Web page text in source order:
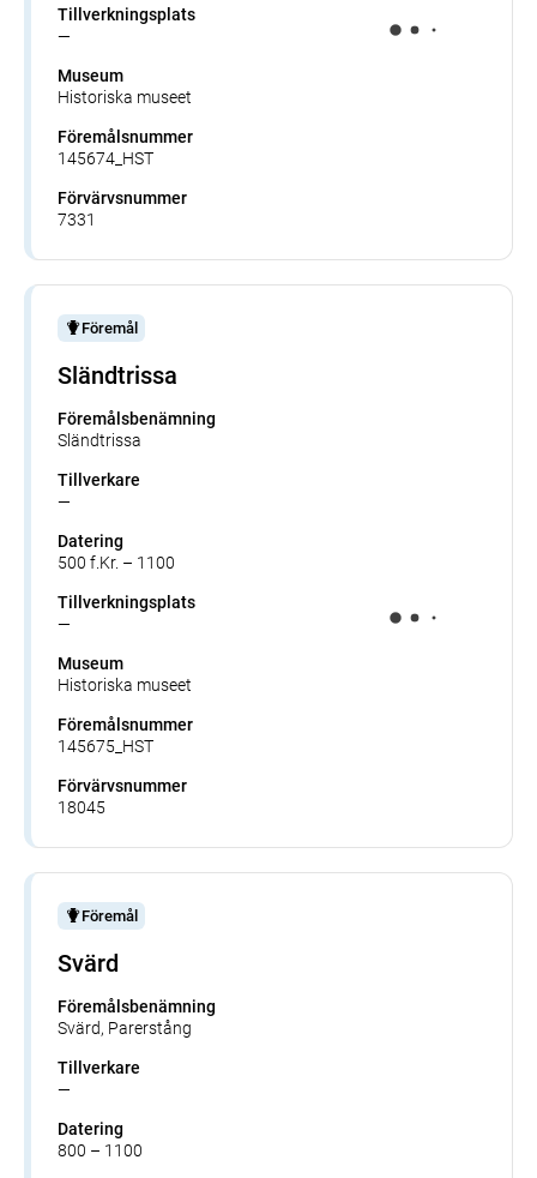
Tillverkningsplats
—
Museum
Historiska museet
Föremålsnummer
145674_HST
Förvärvsnummer
7331
Föremål
Sländtrissa
Föremålsbenämning
Sländtrissa
Tillverkare
—
Datering
500 f.Kr. – 1100
Tillverkningsplats
—
Museum
Historiska museet
Föremålsnummer
145675_HST
Förvärvsnummer
18045
Föremål
Svärd
Föremålsbenämning
Svärd, Parerstång
Tillverkare
—
Datering
800 – 1100